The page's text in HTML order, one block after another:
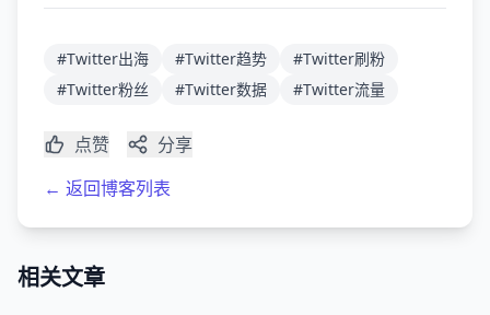
#Twitter出海 #Twitter趋势
#Twitter刷粉
#Twitter粉丝
#Twitter数据 #Twitter流量
点赞
分享
← 返回博客列表
相关文章